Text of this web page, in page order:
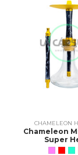
CHAMELEON
Chameleon
Super